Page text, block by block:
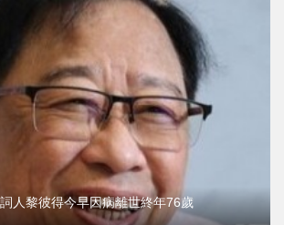
人黎彼得今早因病離世終年76歲